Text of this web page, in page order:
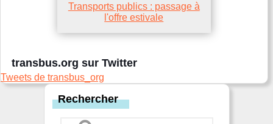
Transports publics : passage à
l'offre estivale
transbus.org sur Twitter
Tweets de transbus_org
Rechercher